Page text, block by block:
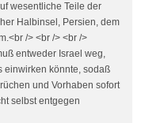
wesentliche Teile der
Halbinsel, Persien, dem
/> <br /> <br />
entweder Israel weg,
einwirken könnte, sodaß
und Vorhaben sofort
selbst entgegen